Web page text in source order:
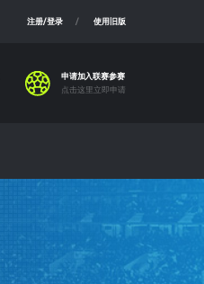
注册/登录 使用旧版
申请加入联赛参赛
点击这里立即申请